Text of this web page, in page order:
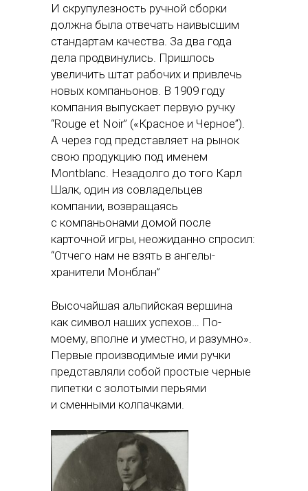
И скрупулезность ручной сборки
должна была отвечать наивысшим
стандартам качества. За два года
дела продвинулись. Пришлось
увеличить штат рабочих и привлечь
новых компаньонов. В 1909 году
компания выпускает первую ручку
“Rouge et Noir” («Красное и Черное”).
А через год представляет на рынок
свою продукцию под именем
Montblanc. Незадолго до того Карл
Шалк, один из совладельцев
компании, возвращаясь
с компаньонами домой после
карточной игры, неожиданно спросил:
“Отчего нам не взять в ангелы-
хранители Монблан”
Высочайшая альпийская вершина
как символ наших успехов… По-
моему, вполне и уместно, и разумно».
Первые производимые ими ручки
представляли собой простые черные
пипетки с золотыми перьями
и сменными колпачками.